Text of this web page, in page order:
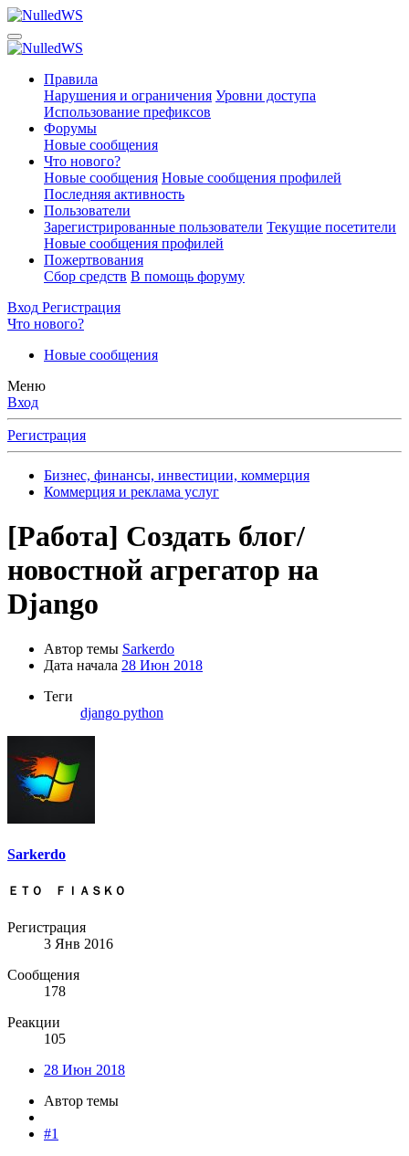
Правила
Нарушения и ограничения Уровни доступа
Использование префиксов
Форумы
Новые сообщения
Что нового?
Новые сообщения Новые сообщения профилей
Последняя активность
Пользователи
Зарегистрированные пользователи Текущие посетители
Новые сообщения профилей
Пожертвования
Сбор средств В помощь форуму
Вход Регистрация
Что нового?
Новые сообщения
Меню
Вход
Регистрация
Бизнес, финансы, инвестиции, коммерция
Коммерция и реклама услуг
[Работа] Создать блог/
новостной агрегатор на
Django
Автор темы Sarkerdo
Дата начала 28 Июн 2018
Теги
django python
Sarkerdo
ＥＴＯ ＦＩＡＳＫＯ
Регистрация
3 Янв 2016
Сообщения
178
Реакции
105
28 Июн 2018
Автор темы
#1